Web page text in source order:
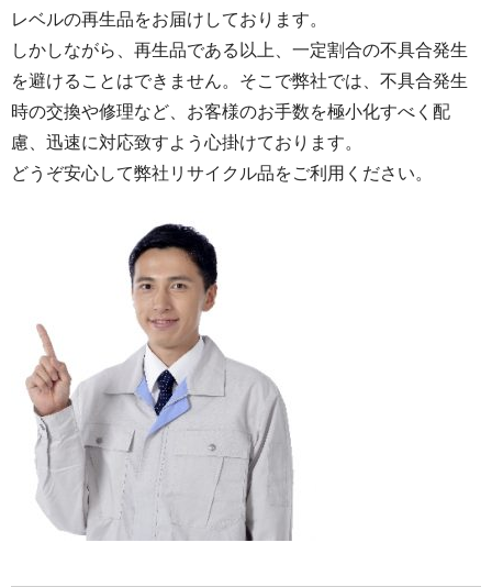
レベルの再生品をお届けしております。
しかしながら、再生品である以上、一定割合の不具合発生
を避けることはできません。そこで弊社では、不具合発生
時の交換や修理など、お客様のお手数を極小化すべく配
慮、迅速に対応致すよう心掛けております。
どうぞ安心して弊社リサイクル品をご利用ください。